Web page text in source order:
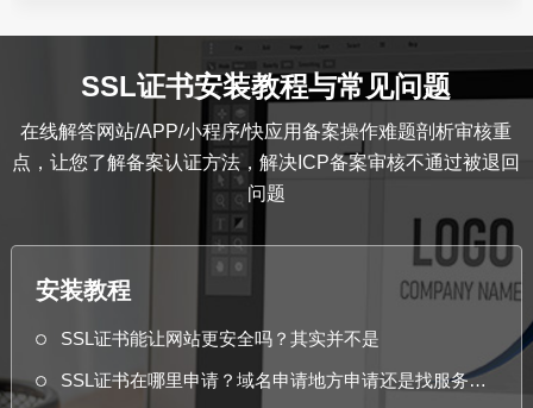
SSL证书安装教程与常见问题
在线解答网站/APP/小程序/快应用备案操作难题剖析审核重
点，让您了解备案认证方法，解决ICP备案审核不通过被退回
问题
安装教程
SSL证书能让网站更安全吗？其实并不是
SSL证书在哪里申请？域名申请地方申请还是找服务器运营商